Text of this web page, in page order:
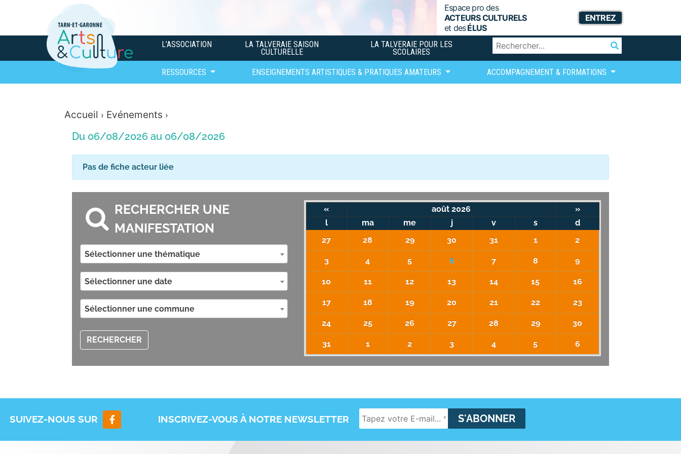
Espace pro des
ACTEURS CULTURELS
et desÉLUS
ENTREZ
L’ASSOCIATION LA TALVERAIE SAISON
CULTURELLE
LA TALVERAIE POUR LES
SCOLAIRES
RESSOURCES ENSEIGNEMENTS ARTISTIQUES & PRATIQUES AMATEURS ACCOMPAGNEMENT & FORMATIONS
Accueil › Evénements ›
Du 06/08/2026 au 06/08/2026
Pas de fiche acteur liée
RECHERCHER UNE
MANIFESTATION
Sélectionner une thématique
Sélectionner une date
Sélectionner une commune
RECHERCHER
« août 2026
»
l
ma me j v s
d
27
28 29 30 31 1 2
3 4 5 6 7 8 9
10 11 12 13 14 15 16
17 18 19 20 21 22 23
24 25 26 27 28 29 30
31 1 2 3 4 5 6
SUIVEZ-NOUS SUR INSCRIVEZ-VOUS À NOTRE NEWSLETTER